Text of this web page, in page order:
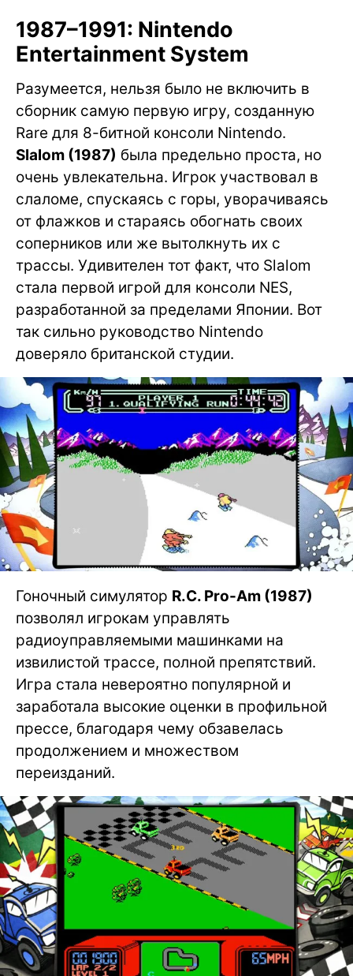
1987–1991: Nintendo
Entertainment System
Разумеется, нельзя было не включить в
сборник самую первую игру, созданную
Rare для 8-битной консоли Nintendo.
Slalom (1987) была предельно проста, но
очень увлекательна. Игрок участвовал в
слаломе, спускаясь с горы, уворачиваясь
от флажков и стараясь обогнать своих
соперников или же вытолкнуть их с
трассы. Удивителен тот факт, что Slalom
стала первой игрой для консоли NES,
разработанной за пределами Японии. Вот
так сильно руководство Nintendo
доверяло британской студии.
Гоночный симулятор R.C. Pro-Am (1987)
позволял игрокам управлять
радиоуправляемыми машинками на
извилистой трассе, полной препятствий.
Игра стала невероятно популярной и
заработала высокие оценки в профильной
прессе, благодаря чему обзавелась
продолжением и множеством
переизданий.